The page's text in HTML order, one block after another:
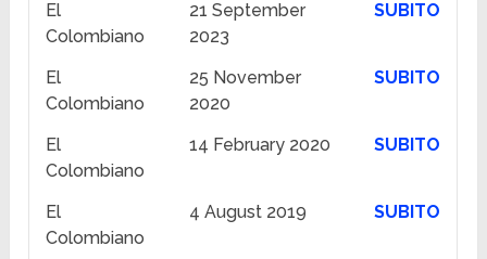
El
Colombiano
21 September
2023
SUBITO
El
Colombiano
25 November
2020
SUBITO
El
Colombiano
14 February 2020 SUBITO
El
Colombiano
4 August 2019 SUBITO